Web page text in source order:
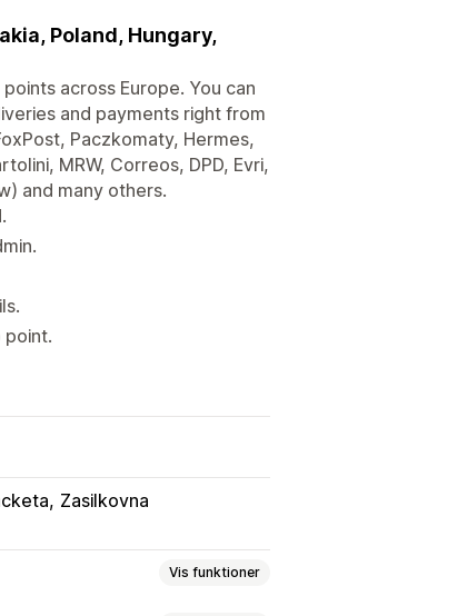
Poland, Hungary,
across Europe. You can
and payments right from
Paczkomaty, Hermes,
MRW, Correos, DPD, Evri,
and many others.
point.
Zasilkovna
Vis funktioner